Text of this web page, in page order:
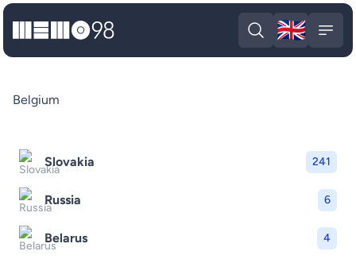
MEMO98
Open search
🇬🇧
Slovakia 241
Russia 6
Belarus 4
Belgium